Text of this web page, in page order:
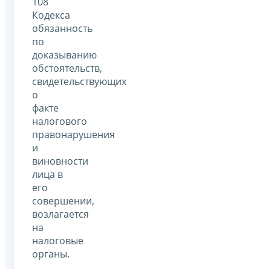
Кодекса
обязанность
по
доказыванию
обстоятельств,
свидетельствующих
о
факте
налогового
правонарушения
и
виновности
лица в
его
совершении,
возлагается
на
налоговые
органы.